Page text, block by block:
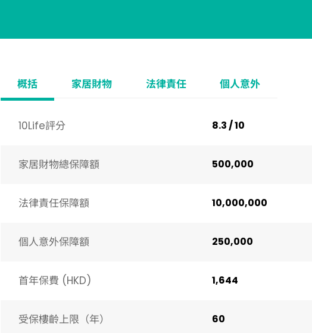
概括 家居財物 法律責任 個人意外
10Life評分 8.3 / 10
家居財物總保障額 500,000
法律責任保障額 10,000,000
個人意外保障額 250,000
首年保費 (HKD) 1,644
受保樓齡上限（年）​ 60